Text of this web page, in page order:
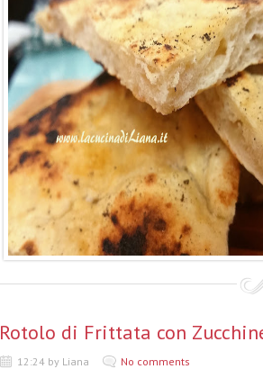
Rotolo di Frittata con
12:24 by Liana No comments